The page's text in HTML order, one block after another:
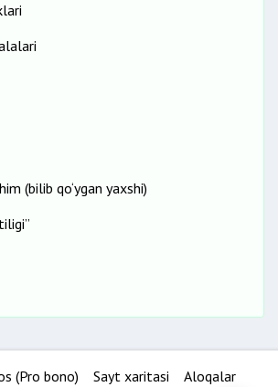
(bilib qo‘ygan yaxshi)
(Pro bono) Sayt xaritasi
Aloqalar